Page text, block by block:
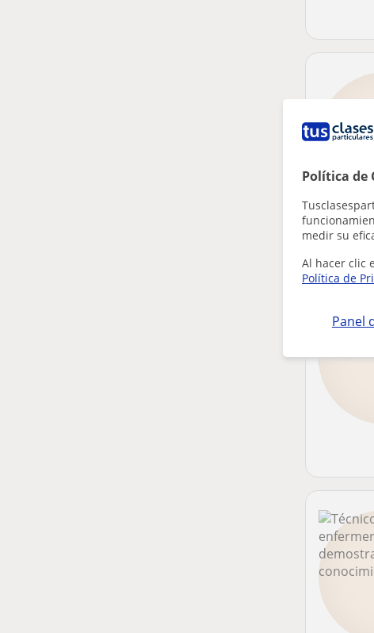
Política de
medir su
Al hacer clic
Política de
Panel